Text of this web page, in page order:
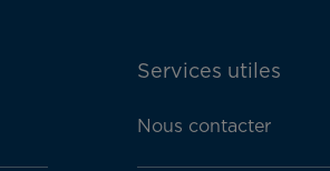
Services utiles
Nous contacter